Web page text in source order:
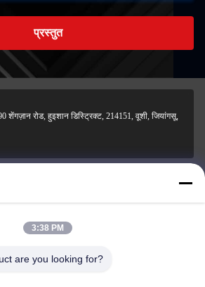
प्रस्तुत
शेंगज़ान रोड, हुइशान डिस्ट्रिक्ट, 214151, वूशी, जियांगसू,
3:38 PM
are you looking for?